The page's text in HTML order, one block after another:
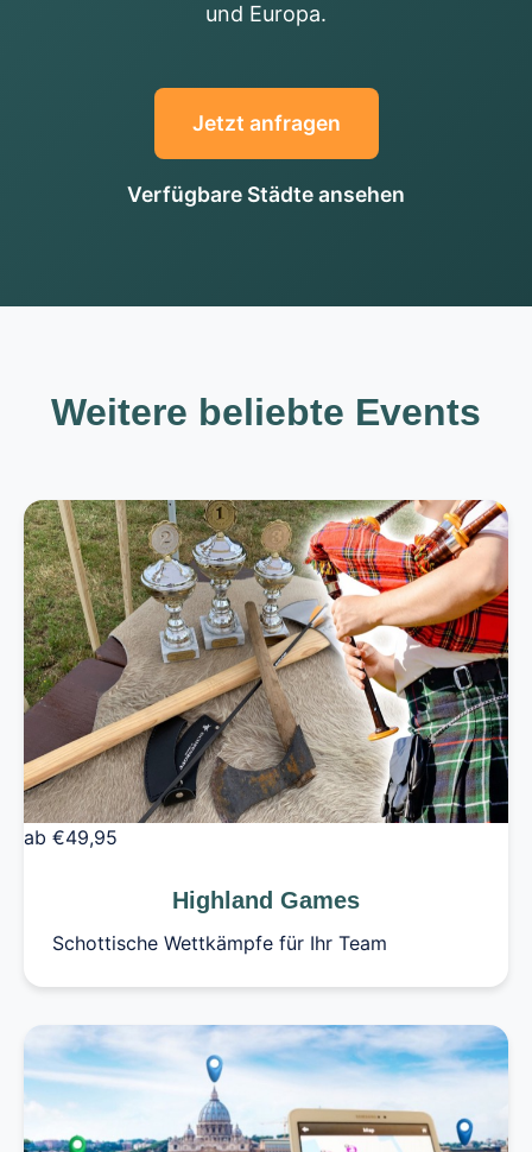
und Europa.
Jetzt anfragen
Verfügbare Städte ansehen
Weitere beliebte Events
ab €49,95
Highland Games
Schottische Wettkämpfe für Ihr Team